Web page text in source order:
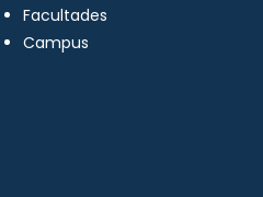
Facultades
Campus